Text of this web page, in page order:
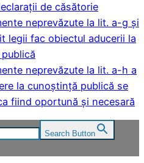
de căsătorie
neprevăzute la lit. a-g și
legii fac obiectul aducerii la
neprevăzute la lit. a-h a
la cunoștință publică se
fiind oportună și necesară
Search Button